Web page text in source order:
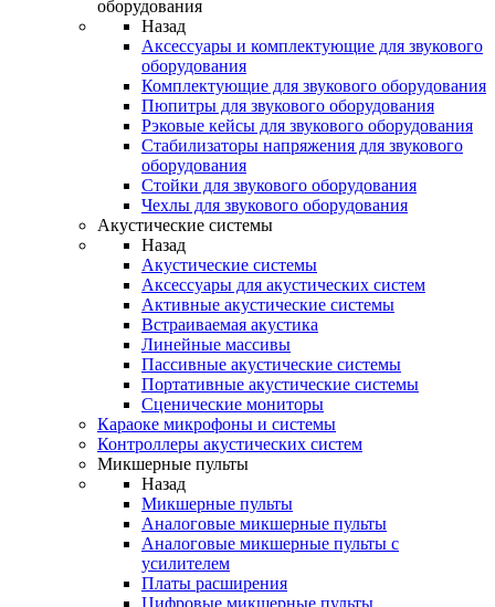
оборудования
Назад
Аксессуары и комплектующие для звукового
оборудования
Комплектующие для звукового оборудования
Пюпитры для звукового оборудования
Рэковые кейсы для звукового оборудования
Стабилизаторы напряжения для звукового
оборудования
Стойки для звукового оборудования
Чехлы для звукового оборудования
Акустические системы
Назад
Акустические системы
Аксессуары для акустических систем
Активные акустические системы
Встраиваемая акустика
Линейные массивы
Пассивные акустические системы
Портативные акустические системы
Сценические мониторы
Караоке микрофоны и системы
Контроллеры акустических систем
Микшерные пульты
Назад
Микшерные пульты
Аналоговые микшерные пульты
Аналоговые микшерные пульты с
усилителем
Платы расширения
Цифровые микшерные пульты